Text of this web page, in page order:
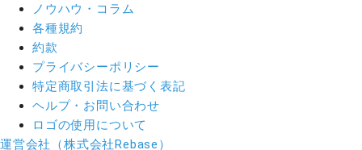
ノウハウ・コラム
各種規約
約款
プライバシーポリシー
特定商取引法に基づく表記
ヘルプ・お問い合わせ
ロゴの使用について
運営会社（株式会社Rebase）